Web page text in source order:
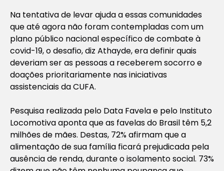
Na tentativa de levar ajuda a essas comunidades
que até agora não foram contempladas com um
plano público nacional específico de combate à
covid-19, o desafio, diz Athayde, era definir quais
deveriam ser as pessoas a receberem socorro e
doações prioritariamente nas iniciativas
assistenciais da CUFA.
Pesquisa realizada pelo Data Favela e pelo Instituto
Locomotiva aponta que as favelas do Brasil têm 5,2
milhões de mães. Destas, 72% afirmam que a
alimentação de sua família ficará prejudicada pela
ausência de renda, durante o isolamento social. 73%